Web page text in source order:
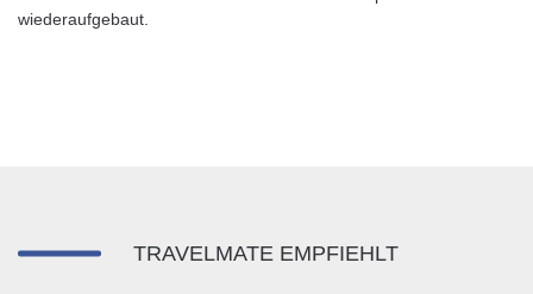
wiederaufgebaut.
TRAVELMATE EMPFIEHLT